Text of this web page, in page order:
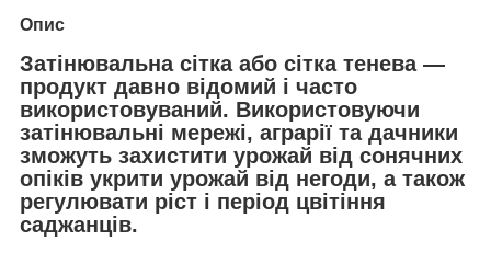
Опис
Затінювальна сітка або сітка тенева —
продукт давно відомий і часто
використовуваний. Використовуючи
затінювальні мережі, аграрії та дачники
зможуть захистити урожай від сонячних
опіків укрити урожай від негоди, а також
регулювати ріст і період цвітіння
саджанців.